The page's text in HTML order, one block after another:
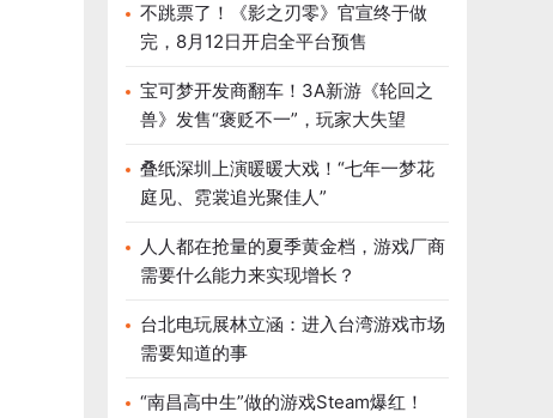
不跳票了！《影之刃零》官宣终于做
完，8月12日开启全平台预售
宝可梦开发商翻车！3A新游《轮回之
兽》发售“褒贬不一”，玩家大失望
叠纸深圳上演暖暖大戏！“七年一梦花
庭见、霓裳追光聚佳人”
人人都在抢量的夏季黄金档，游戏厂商
需要什么能力来实现增长？
台北电玩展林立涵：进入台湾游戏市场
需要知道的事
“南昌高中生”做的游戏Steam爆红！